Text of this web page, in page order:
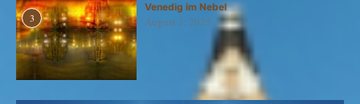
3
Venedig im Nebel
August 1, 2025